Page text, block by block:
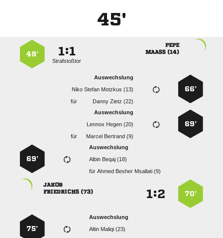
45'

 
:
Strafstoßtor
49’
66’
Auswechslung
   
für
  
69’
Auswechslung
  
für
  
Auswechslung
  
für   
69’
70’
:

 
Auswechslung
  
75’